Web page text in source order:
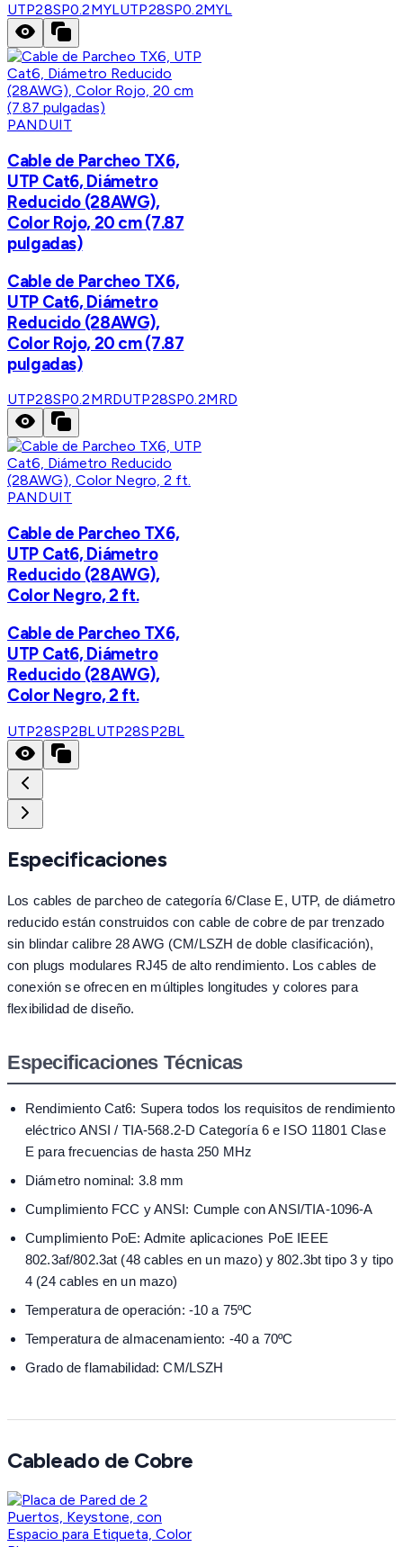
UTP28SP0.2MYLUTP28SP0.2MYL
PANDUIT
Cable de Parcheo TX6,
UTP Cat6, Diámetro
Reducido (28AWG),
Color Rojo, 20 cm (7.87
pulgadas)
Cable de Parcheo TX6,
UTP Cat6, Diámetro
Reducido (28AWG),
Color Rojo, 20 cm (7.87
pulgadas)
UTP28SP0.2MRDUTP28SP0.2MRD
PANDUIT
Cable de Parcheo TX6,
UTP Cat6, Diámetro
Reducido (28AWG),
Color Negro, 2 ft.
Cable de Parcheo TX6,
UTP Cat6, Diámetro
Reducido (28AWG),
Color Negro, 2 ft.
UTP28SP2BLUTP28SP2BL
Especificaciones
Los cables de parcheo de categoría 6/Clase E, UTP, de diámetro
reducido están construidos con cable de cobre de par trenzado
sin blindar calibre 28 AWG (CM/LSZH de doble clasificación),
con plugs modulares RJ45 de alto rendimiento. Los cables de
conexión se ofrecen en múltiples longitudes y colores para
flexibilidad de diseño.
Especificaciones Técnicas
Rendimiento Cat6: Supera todos los requisitos de rendimiento
eléctrico ANSI / TIA-568.2-D Categoría 6 e ISO 11801 Clase
E para frecuencias de hasta 250 MHz
Diámetro nominal: 3.8 mm
Cumplimiento FCC y ANSI: Cumple con ANSI/TIA-1096-A
Cumplimiento PoE: Admite aplicaciones PoE IEEE
802.3af/802.3at (48 cables en un mazo) y 802.3bt tipo 3 y tipo
4 (24 cables en un mazo)
Temperatura de operación: -10 a 75ºC
Temperatura de almacenamiento: -40 a 70ºC
Grado de flamabilidad: CM/LSZH
Cableado de Cobre